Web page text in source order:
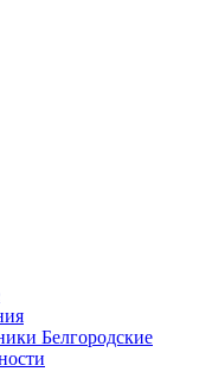
Белгородские